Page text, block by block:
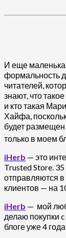
И еще
формальность
читателей,
знают, что такое
и кто такая
Хайфа,
будет
только в моем
iHerb — это
Trusted Store.
отправляются
клиентов — на
iHerb — мой
делаю покупки
блоге уже 4